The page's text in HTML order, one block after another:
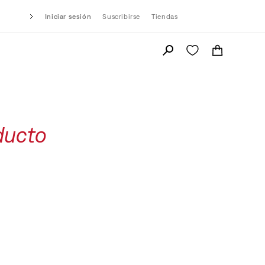
Iniciar sesión Suscribirse Tiendas